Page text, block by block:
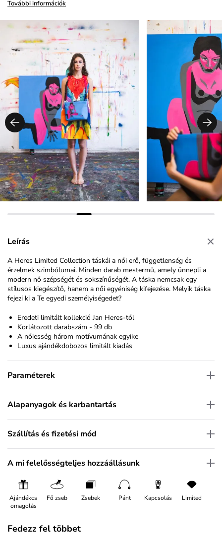
További információk
Leírás
A Heres Limited Collection táskái a női erő, függetlenség és
érzelmek szimbólumai. Minden darab mestermű, amely ünnepli a
modern nő szépségét és sokszínűségét. A táska nemcsak egy
stílusos kiegészítő, hanem a női egyéniség kifejezése. Melyik táska
fejezi ki a Te egyedi személyiségedet?
Eredeti limitált kollekció Jan Heres-től
Korlátozott darabszám - 99 db
A nőiesség három motívumának egyike
Luxus ajándékdobozos limitált kiadás
Paraméterek
Alapanyagok és karbantartás
Szállítás és fizetési mód
A mi felelősségteljes hozzáállásunk
Ajándékcs
omagolás
Fő zseb Zsebek Pánt Kapcsolás Limited
Fedezz fel többet